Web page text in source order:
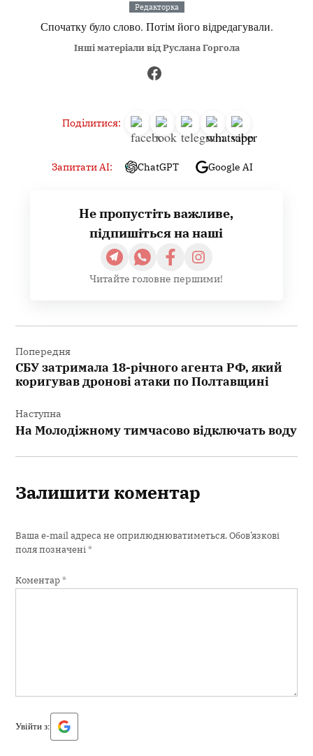
Редакторка
Спочатку було слово. Потім його відредагували.
Інші матеріали від Руслана Горгола
Поділитися:
Запитати AI: ChatGPT Google AI
Не пропустіть важливе,
підпишіться на наші
Читайте головне першими!
записів
Попередня
СБУ затримала 18-річного агента РФ, який
коригував дронові атаки по Полтавщині
Наступна
На Молодіжному тимчасово відключать воду
Залишити коментар
Ваша e-mail адреса не оприлюднюватиметься. Обов’язкові
поля позначені*
Коментар*
Увійти з: